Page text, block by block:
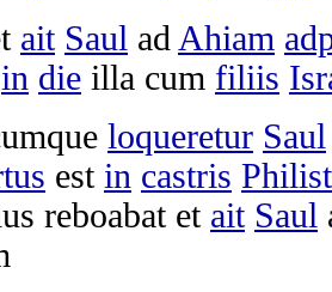
ait Saul ad Ahiam
in die illa cum filiis
loqueretur Saul
est in castris
reboabatet ait Saul